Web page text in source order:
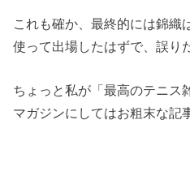
これも確か、最終的には錦織
使って出場したはずで、誤り
ちょっと私が「最高のテニス
マガジンにしてはお粗末な記